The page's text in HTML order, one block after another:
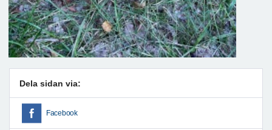
Dela sidan via:
Facebook